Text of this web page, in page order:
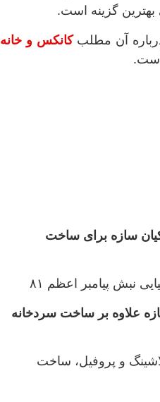
بهترین گزینه است.
آن مطلبکانکس و خانه
سازه برای ساخت
نبش پیامبر اعظم ۸۱
علاوه بر ساخت سردخانه
و پروفیل، ساخت